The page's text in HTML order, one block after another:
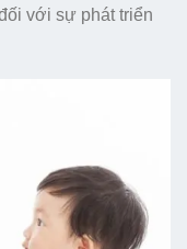
với sự phát triển